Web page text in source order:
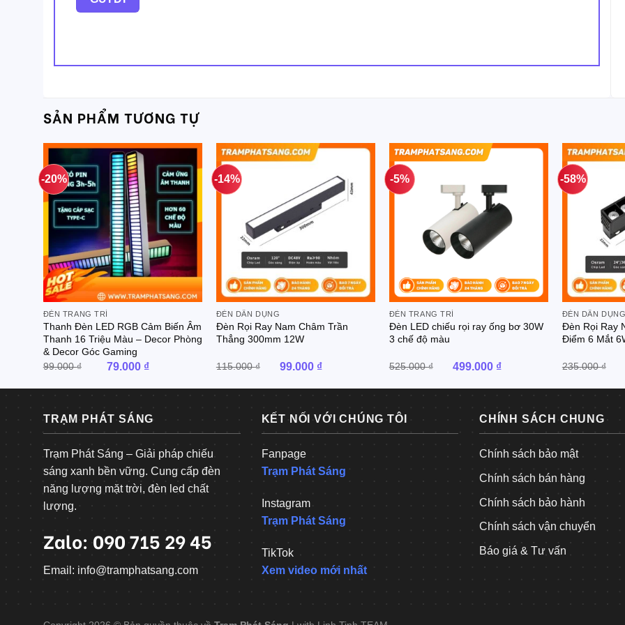
SẢN PHẨM TƯƠNG TỰ
-20%
ĐÈN TRANG TRÍ
Thanh Đèn LED RGB Cảm Biến Âm
Thanh 16 Triệu Màu – Decor Phòng
& Decor Góc Gaming
99.000₫
Giá
79.000 ₫
-14%
ĐÈN DÂN DỤNG
Đèn Rọi Ray Nam Châm Trần
Thẳng 300mm 12W
115.000₫
Giá
99.000 ₫
-5%
ĐÈN TRANG TRÍ
Đèn LED chiếu rọi ray ống bơ 30W
3 chế độ màu
525.000₫
Giá
499.000 ₫
-58%
ĐÈN DÂN
Đèn Rọi Ray
Điểm 6 Mắt
235.000₫
TRẠM PHÁT SÁNG
Trạm Phát Sáng – Giải pháp chiếu
sáng xanh bền vững. Cung cấp đèn
năng lượng mặt trời, đèn led chất
lượng.
Zalo: 090 715 29 45
Email: info@tramphatsang.com
KẾT NỐI VỚI CHÚNG TÔI
Fanpage
Trạm Phát Sáng
Instagram
Trạm Phát Sáng
TikTok
Xem video mới nhất
CHÍNH SÁCH CHUNG
Chính sách bảo mật
Chính sách bán hàng
Chính sách bảo hành
Chính sách vận chuyển
Báo giá & Tư vấn